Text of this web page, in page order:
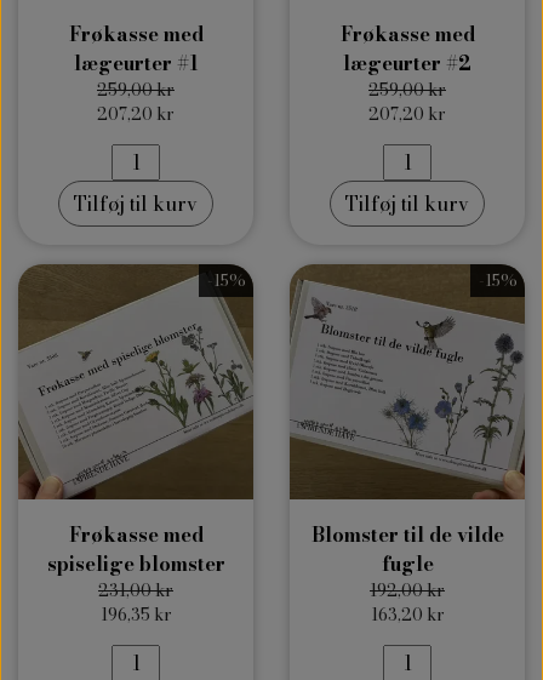
Frøkasse med
lægeurter #1
259,00 kr
207,20 kr
Tilføj til kurv
Frøkasse med
lægeurter #2
259,00 kr
207,20 kr
Tilføj til kurv
-15%
Frøkasse med
spiselige blomster
231,00 kr
196,35 kr
-15%
Blomster til de vilde
fugle
192,00 kr
163,20 kr